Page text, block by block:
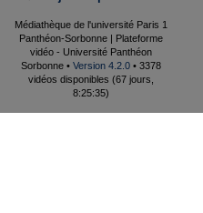
Médiathèque de l'université Paris 1
Panthéon-Sorbonne | Plateforme
vidéo - Université Panthéon
Sorbonne • Version 4.2.0 • 3378
vidéos disponibles (67 jours,
8:25:35)